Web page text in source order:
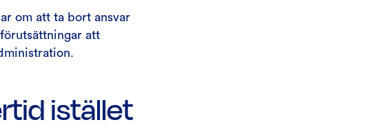
om att ta bort ansvar
att
istället